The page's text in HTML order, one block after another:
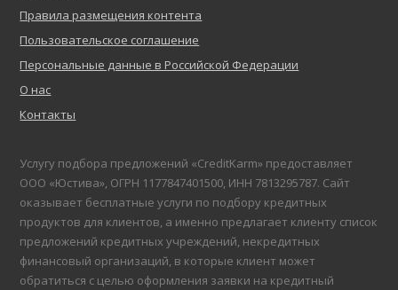
Правила размещения контента
Пользовательское соглашение
Персональные данные в Российской Федерации
О нас
Контакты
Услугу подбора предложений «CreditKarm» предоставляет
ООО «Юстива», ОГРН 1177847401500, ИНН 7813295787. Сайт
оказывает бесплатные услуги по подбору кредитных
продуктов для клиентов, а именно предлагает клиенту список
предложений кредитных учреждений, некредитных
финансовый организаций, в которые клиент может
обратиться с целью оформления заявки на кредитный